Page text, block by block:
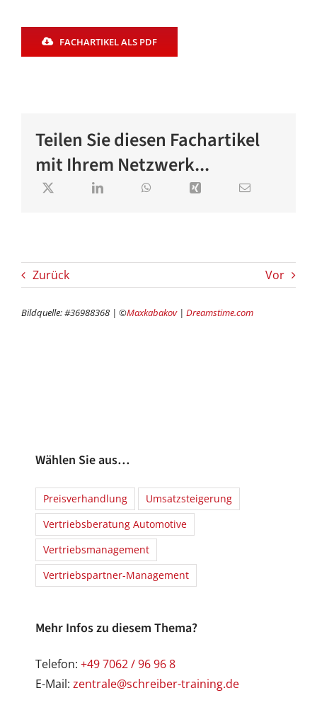
FACHARTIKEL ALS PDF
Teilen Sie diesen Fachartikel
mit Ihrem Netzwerk...
Zurück Vor
Bildquelle: #36988368 | ©Maxkabakov| Dreamstime.com
Wählen Sie aus…
Preisverhandlung
Umsatzsteigerung
Vertriebsberatung Automotive
Vertriebsmanagement
Vertriebspartner-Management
Mehr Infos zu diesem Thema?
Telefon: +49 7062 / 96 96 8
E-Mail: zentrale@schreiber-training.de